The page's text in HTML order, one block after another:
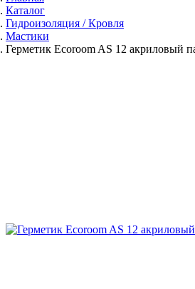
Каталог
Гидроизоляция / Кровля
Мастики
Герметик Ecoroom AS 12 акриловый